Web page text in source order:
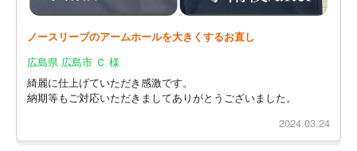
ノースリーブのアームホールを大きくするお直し
広島県 広島市 Ｃ 様
綺麗に仕上げていただき感激です。
納期等もご対応いただきましてありがとうございました。
2024.03.24